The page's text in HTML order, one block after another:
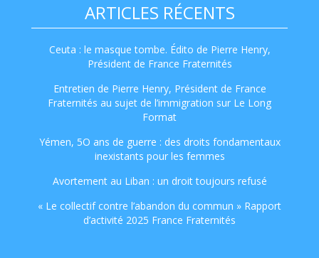
ARTICLES RÉCENTS
Ceuta : le masque tombe. Édito de Pierre Henry,
Président de France Fraternités
Entretien de Pierre Henry, Président de France
Fraternités au sujet de l’immigration sur Le Long
Format
Yémen, 5O ans de guerre : des droits fondamentaux
inexistants pour les femmes
Avortement au Liban : un droit toujours refusé
« Le collectif contre l’abandon du commun » Rapport
d’activité 2025 France Fraternités